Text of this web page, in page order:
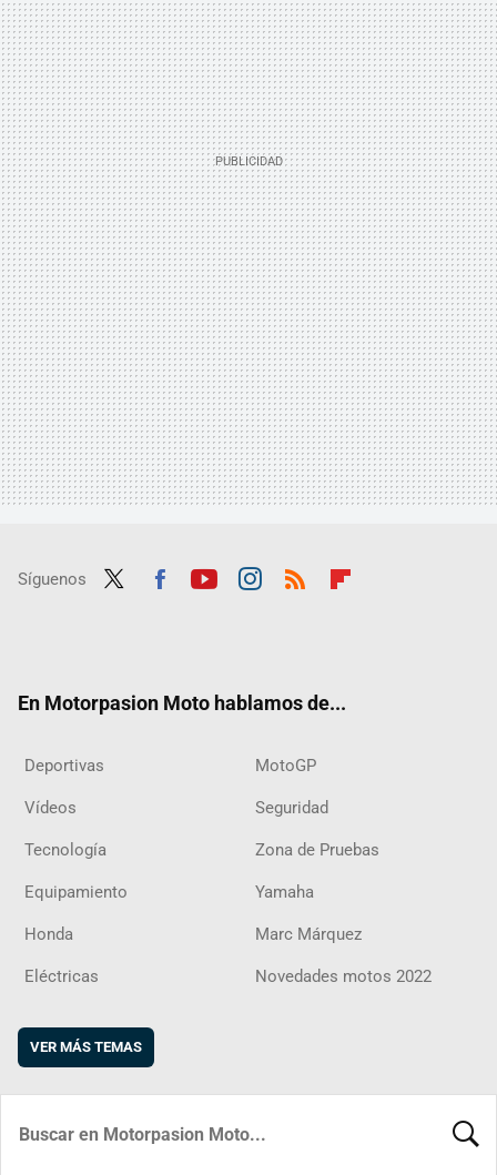
Síguenos
En Motorpasion Moto hablamos de...
Deportivas MotoGP
Vídeos Seguridad
Tecnología Zona de Pruebas
Equipamiento Yamaha
Honda Marc Márquez
Eléctricas Novedades motos 2022
VER MÁS TEMAS